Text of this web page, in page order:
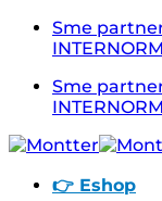
Skip
Sme
INTERNORM
Sme
INTERNORM
👉 Eshop